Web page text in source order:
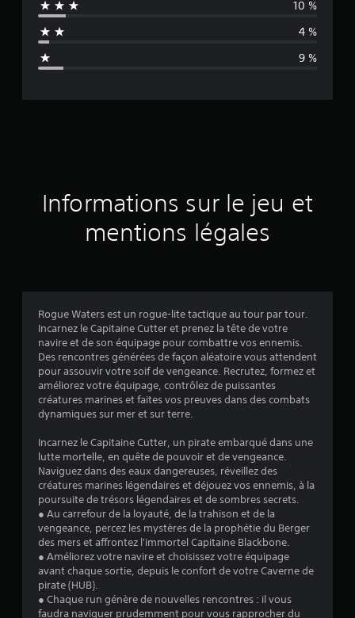
n
d
a
:
4
.
é
o
i
l
10 %
4 %
9 %
Informations sur le jeu et
mentions légales
Rogue Waters est un rogue-lite tactique au tour par tour.
Incarnez le Capitaine Cutter et prenez la tête de votre
navire et de son équipage pour combattre vos ennemis.
Des rencontres générées de façon aléatoire vous attendent
pour assouvir votre soif de vengeance. Recrutez, formez et
améliorez votre équipage, contrôlez de puissantes
créatures marines et faites vos preuves dans des combats
dynamiques sur mer et sur terre.
Incarnez le Capitaine Cutter, un pirate embarqué dans une
lutte mortelle, en quête de pouvoir et de vengeance.
Naviguez dans des eaux dangereuses, réveillez des
créatures marines légendaires et déjouez vos ennemis, à la
poursuite de trésors légendaires et de sombres secrets.
● Au carrefour de la loyauté, de la trahison et de la
vengeance, percez les mystères de la prophétie du Berger
des mers et affrontez l'immortel Capitaine Blackbone.
● Améliorez votre navire et choisissez votre équipage
avant chaque sortie, depuis le confort de votre Caverne de
pirate (HUB).
● Chaque run génère de nouvelles rencontres : il vous
faudra naviguer prudemment pour vous rapprocher du